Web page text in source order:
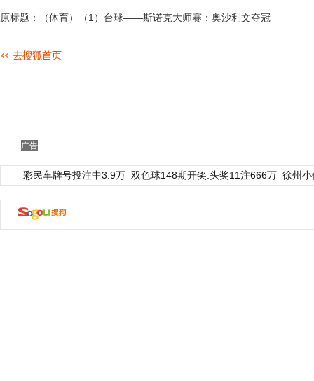
原标题：（体育）（1）台球——斯诺克大师赛：奥沙利文夺冠
广告
彩民车牌号投注中3.9万 双色球148期开奖:头奖11注666万 徐州